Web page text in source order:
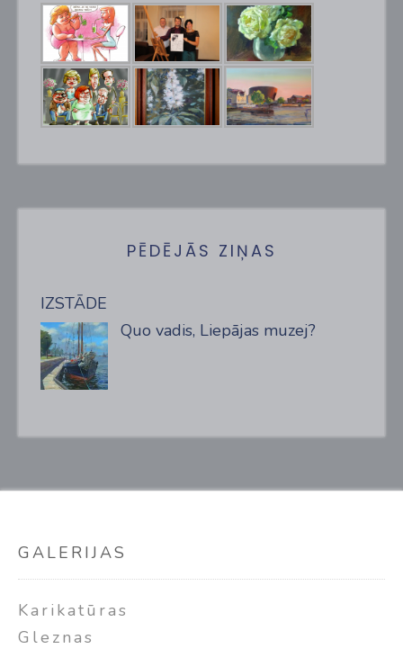
PĒDĒJĀS ZIŅAS
IZSTĀDE
Quo vadis, Liepājas muzej?
GALERIJAS
Karikatūras
Gleznas